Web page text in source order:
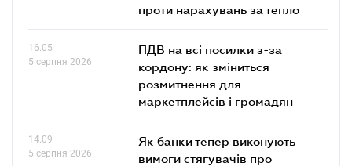
проти нарахувань за тепло
16.05
5 серпня 2026
ПДВ на всі посилки з-за
кордону: як зміниться
розмитнення для
маркетплейсів і громадян
14.09
5 серпня 2026
Як банки тепер виконують
вимоги стягувачів про